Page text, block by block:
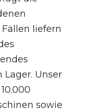
liefern
Lager. Unser
sowie